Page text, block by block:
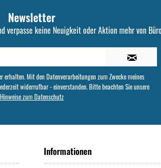
Newsletter
verpasse keine Neuigkeit oder Aktion mehr von
erhalten. Mit den Datenverarbeitungen zum Zwecke meines
widerrufbar - einverstanden. Bitte beachten Sie unsere
Hinweise zum Datenschutz
Informationen